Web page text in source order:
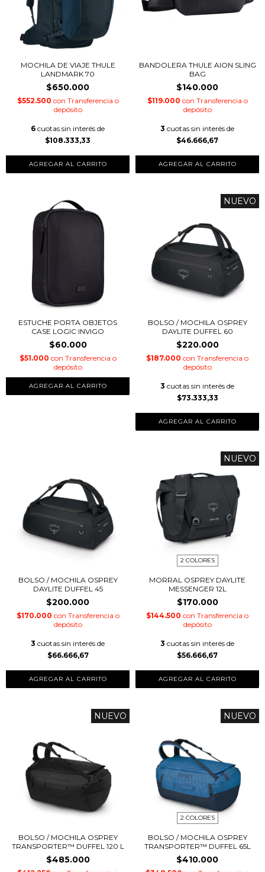
MOCHILA DE VIAJE THULE
LANDMARK 70
$650.000
$552.500 con Transferencia o
depósito
6 cuotas sin interés de
$108.333,33
BANDOLERA THULE AION SLING
BAG
$140.000
$119.000 con Transferencia o
depósito
3 cuotas sin interés de
$46.666,67
ESTUCHE PORTA OBJETOS
CASE LOGIC INVIGO
$60.000
$51.000 con Transferencia o
depósito
NUEVO
BOLSO / MOCHILA OSPREY
DAYLITE DUFFEL 60
$220.000
$187.000 con Transferencia o
depósito
3 cuotas sin interés de
$73.333,33
BOLSO / MOCHILA OSPREY
DAYLITE DUFFEL 45
$200.000
$170.000 con Transferencia o
depósito
3 cuotas sin interés de
$66.666,67
NUEVO
2 COLORES
MORRAL OSPREY DAYLITE
MESSENGER 12L
$170.000
$144.500 con Transferencia o
depósito
3 cuotas sin interés de
$56.666,67
AGREGAR AL CARRITO
NUEVO
BOLSO / MOCHILA OSPREY
TRANSPORTER™ DUFFEL 120 L
$485.000
NUEVO
2 COLORES
BOLSO / MOCHILA OSPREY
TRANSPORTER™ DUFFEL 65L
$410.000